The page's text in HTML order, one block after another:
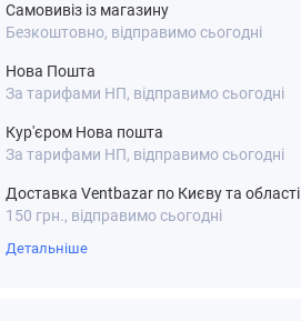
Самовивіз із магазину
Безкоштовно, відправимо сьогодні
Нова Пошта
За тарифами НП, відправимо сьогодні
Кур'єром Нова пошта
За тарифами НП, відправимо сьогодні
Доставка Ventbazar по Києву та області
150 грн., відправимо сьогодні
Детальніше